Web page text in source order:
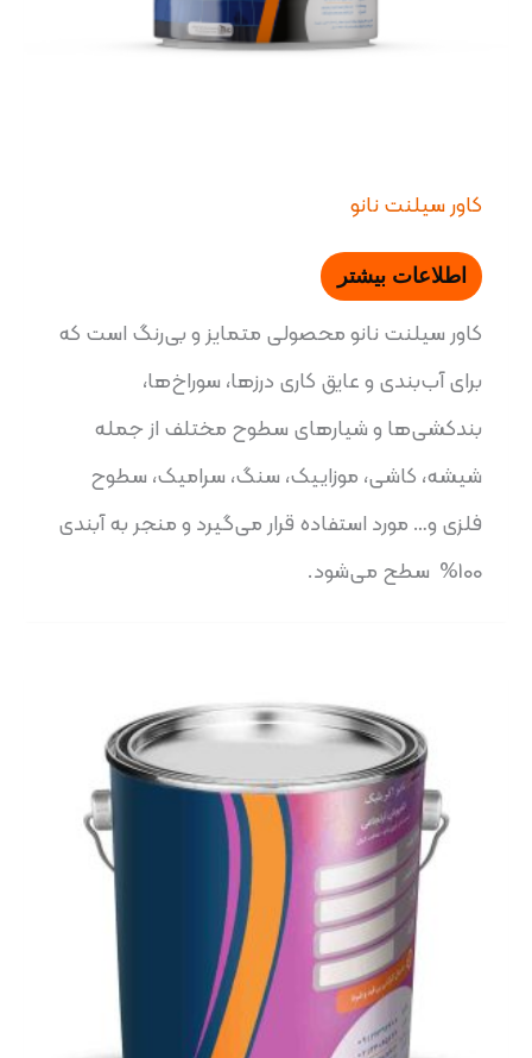
کاور سیلنت نانو
اطلاعات بیشتر
کاور سیلنت نانو محصولی متمایز و بی‌رنگ است که
برای آب‌بندی و عایق کاری درزها، سوراخ‌ها،
بندکشی‌ها و شیارهای سطوح مختلف از جمله
شیشه، کاشی، موزاییک، سنگ، سرامیک، سطوح
فلزی و… مورد استفاده قرار می‌گیرد و منجر به آبندی
100% سطح می‌شود.